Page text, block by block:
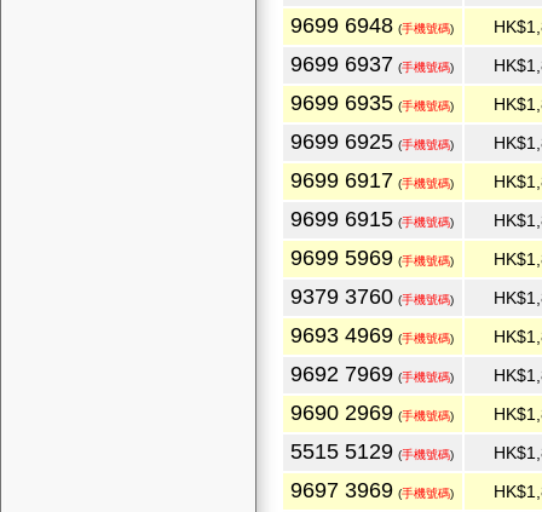
9699 6948 (手機號碼)
9699 6937 (手機號碼)
9699 6935 (手機號碼)
9699 6925 (手機號碼)
9699 6917 (手機號碼)
9699 6915 (手機號碼)
9699 5969 (手機號碼)
9379 3760 (手機號碼)
9693 4969 (手機號碼)
9692 7969 (手機號碼)
9690 2969 (手機號碼)
5515 5129 (手機號碼)
9697 3969 (手機號碼)